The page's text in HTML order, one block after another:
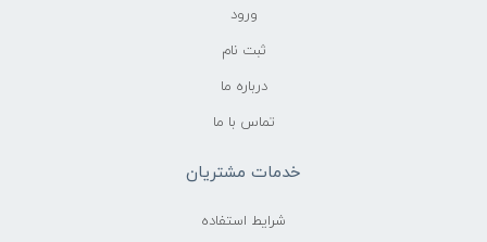
ورود
ثبت نام
درباره ما
تماس با ما
خدمات مشتریان
شرایط استفاده